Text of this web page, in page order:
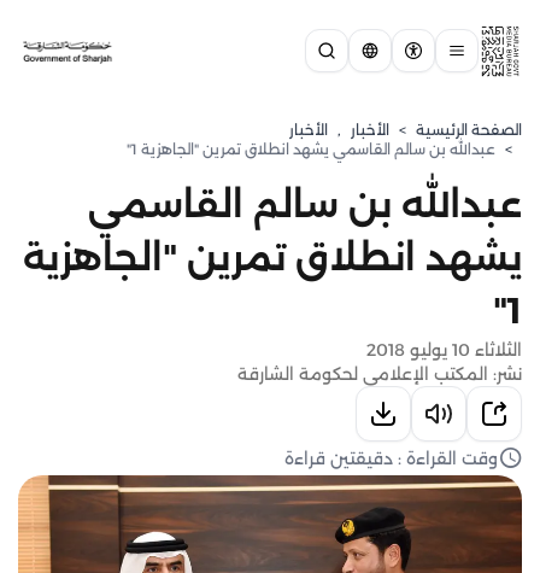
الصفحة الرئيسية > الأخبار , الأخبار
> عبدالله بن سالم القاسمي يشهد انطلاق تمرين "الجاهزية 1"
عبدالله بن سالم القاسمي
يشهد انطلاق تمرين "الجاهزية
1"
الثلاثاء 10 يوليو 2018
نشر: المكتب الإعلامي لحكومة الشارقة
وقت القراءة : دقيقتين قراءة